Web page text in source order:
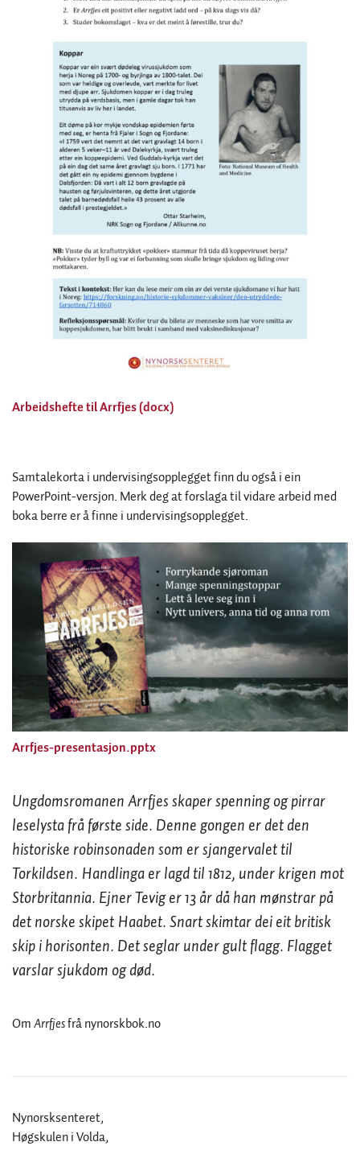
Arbeidshefte til Arrfjes (docx)
Samtalekorta i undervisingsopplegget finn du også i ein
PowerPoint-versjon. Merk deg at forslaga til vidare arbeid med
boka berre er å finne i undervisingsopplegget.
Arrfjes-presentasjon.pptx
UngdomsromanenArrfjesskaper spenning og pirrar
leselysta frå første side. Denne gongen er det den
historiske robinsonaden som er sjangervalet til
Torkildsen. Handlinga er lagd til 1812, under krigen mot
Storbritannia. Ejner Tevig er 13 år då han mønstrar på
det norske skipet Haabet. Snart skimtar dei eit britisk
skip i horisonten. Det seglar under gult flagg. Flagget
varslar sjukdom og død.
OmArrfjesfrå nynorskbok.no
Nynorsksenteret,
Høgskulen i Volda,